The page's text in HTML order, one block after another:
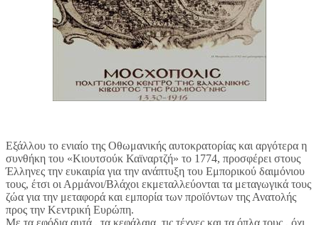
Εξάλλου το ενιαίο της Οθωμανικής αυτοκρατορίας και αργότερα η
συνθήκη του «Κιουτσούκ Καϊναρτζή» το 1774, προσφέρει στους
Έλληνες την ευκαιρία για την ανάπτυξη του Εμπορικού δαιμόνιου
τους, έτσι οι Αρμάνοι/Βλάχοι εκμεταλλεύονται τα μεταγωγικά τους
ζώα για την μεταφορά και εμπορία των προϊόντων της Ανατολής
προς την Κεντρική Ευρώπη.